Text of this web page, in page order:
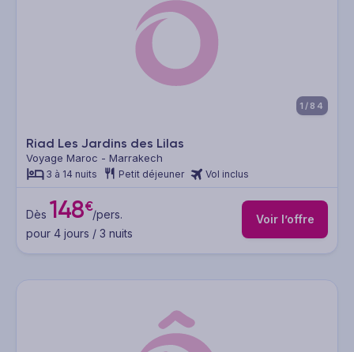
1/84
Riad Les Jardins des Lilas
Voyage Maroc - Marrakech
3 à 14 nuits Petit déjeuner Vol inclus
Dès 148€/pers.
pour 4 jours / 3 nuits
Voir l’offre